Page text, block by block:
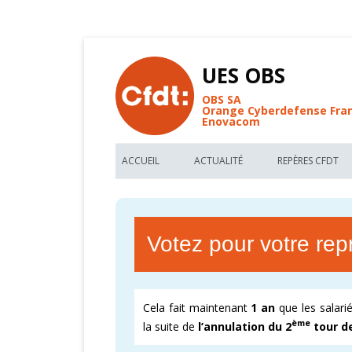
UES OBS
OBS SA
Orange Cyberdefense
Enovacom
ACCUEIL
FORUM DE DISCUSSIONS CFDT
RECHERCHE PAR MOTS CLEFS
GLOSSAIRE DE L’UES OBS
ACTUALITÉ
RÉUNION D’INFORMATIONS CFDT
PARTAGEZ NOS FONDAMENTAUX
REPÈRES CFDT
ACCORDS
DÉCRYPTER
Votez pour votre
Cela fait maintenant 1 an que les
la suite de l’annulation du 2ème tour